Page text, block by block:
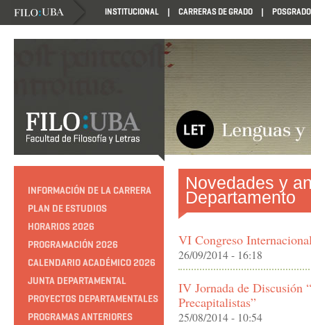
INSTITUCIONAL CARRERAS DE GRADO POSGRADO
INFORMACIÓN DE LA CARRERA
PLAN DE ESTUDIOS
HORARIOS 2026
PROGRAMACIÓN 2026
CALENDARIO ACADÉMICO 2026
JUNTA DEPARTAMENTAL
PROYECTOS DEPARTAMENTALES
PROGRAMAS ANTERIORES
Novedades y
Departamento
VI Congreso
26/09/2014 - 16:18
IV Jornada de Discusión
Precapitalistas”
25/08/2014 - 10:54